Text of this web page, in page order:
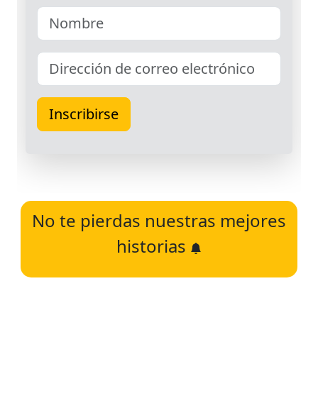
No te pierdas nuestras mejores
historias